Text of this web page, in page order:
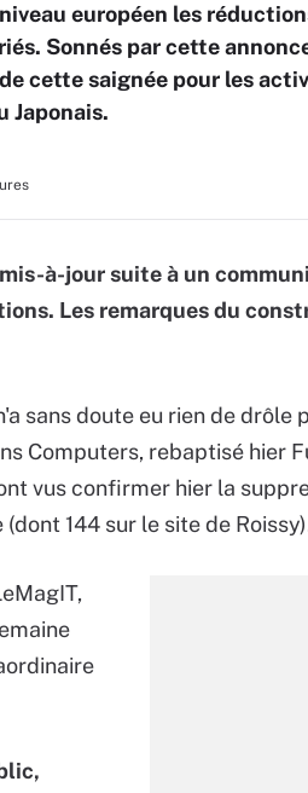
européen les
Sonnés par cette
cette saignée pour les
Japonais.
à-jour suite à un
Les remarques du
sans doute eu rien de drôle
Computers, rebaptisé hier
vus confirmer hier la
144 sur le site de